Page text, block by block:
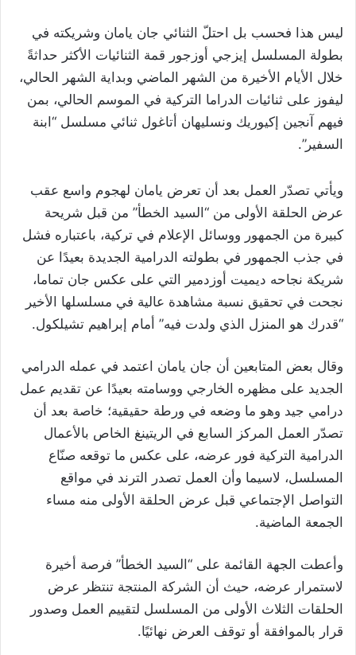
ليس هذا فحسب بل احتلّ الثنائي جان يامان وشريكته في
بطولة المسلسل إيزجي أوزجور قمة الثنائيات الأكثر حداثةً
خلال الأيام الأخيرة من الشهر الماضي وبداية الشهر الحالي،
ليفوز على ثنائيات الدراما التركية في الموسم الحالي، بمن
فيهم آنجين إكيوريك ونسليهان أتاغول ثنائي مسلسل “ابنة
السفير”.
ويأتي تصدّر العمل بعد أن تعرض يامان لهجوم واسع عقب
عرض الحلقة الأولى من “السيد الخطأ” من قبل شريحة
كبيرة من الجمهور ووسائل الإعلام في تركية، باعتباره فشل
في جذب الجمهور في بطولته الدرامية الجديدة بعيدًا عن
شريكة نجاحه ديميت أوزدمير التي على عكس جان تماما،
نجحت في تحقيق نسبة مشاهدة عالية في مسلسلها الأخير
“قدرك هو المنزل الذي ولدت فيه” أمام إبراهيم تشيلكول.
وقال بعض المتابعين أن جان يامان اعتمد في عمله الدرامي
الجديد على مظهره الخارجي ووسامته بعيدًا عن تقديم عمل
درامي جيد وهو ما وضعه في ورطة حقيقية؛ خاصة بعد أن
تصدّر العمل المركز السابع في الريتينغ الخاص بالأعمال
الدرامية التركية فور عرضه، على عكس ما توقعه صنّاع
المسلسل، لاسيما وأن العمل تصدر الترند في مواقع
التواصل الإجتماعي قبل عرض الحلقة الأولى منه مساء
الجمعة الماضية.
وأعطت الجهة القائمة على “السيد الخطأ” فرصة أخيرة
لاستمرار عرضه، حيث أن الشركة المنتجة تنتظر عرض
الحلقات الثلاث الأولى من المسلسل لتقييم العمل وصدور
قرار بالموافقة أو توقف العرض نهائيًا.